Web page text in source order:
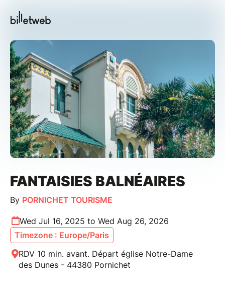
FANTAISIES BALNÉAIRES
By PORNICHET TOURISME
Wed Jul 16, 2025 to Wed Aug 26, 2026
Timezone : Europe/Paris
RDV 10 min. avant. Départ église Notre-Dame
des Dunes - 44380 Pornichet